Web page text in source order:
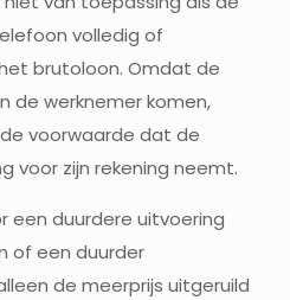
volledig of
brutoloon. Omdat de
de werknemer komen,
voorwaarde dat de
voor zijn rekening neemt.
een duurdere uitvoering
of een duurder
de meerprijs uitgeruild